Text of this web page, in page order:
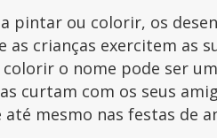
pintar ou colorir, os
as crianças exercitem as
o nome pode ser
curtam com os seus
até mesmo nas festas de